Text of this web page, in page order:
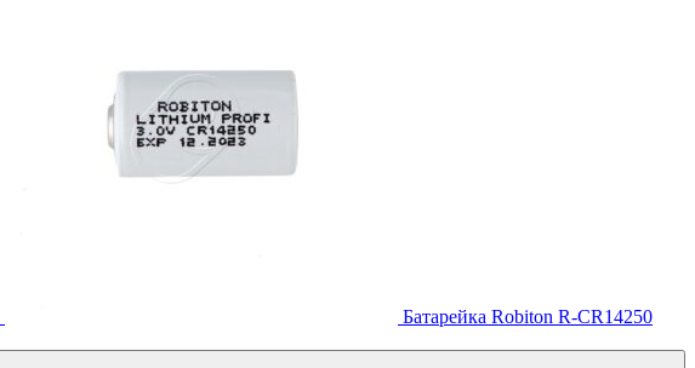
Батарейка Robiton R-CR14250